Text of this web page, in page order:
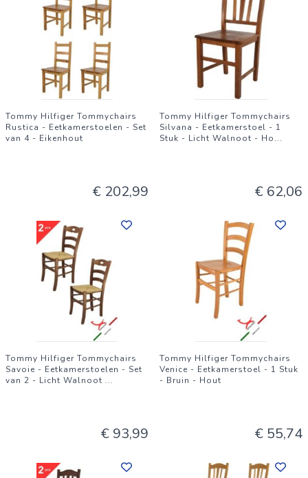
Tommy Hilfiger Tommychairs
Rustica - Eetkamerstoelen - Set
van 4 - Eikenhout
€ 202,99
Tommy Hilfiger Tommychairs
Silvana - Eetkamerstoel - 1
Stuk - Licht Walnoot - Ho...
€ 62,06
Tommy Hilfiger Tommychairs
Savoie - Eetkamerstoelen - Set
van 2 - Licht Walnoot ...
€ 93,99
Tommy Hilfiger Tommychairs
Venice - Eetkamerstoel - 1 Stuk
- Bruin - Hout
€ 55,74